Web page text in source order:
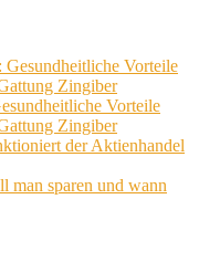
Vorteile
Zingiber
der Aktienhandel
man sparen und wann